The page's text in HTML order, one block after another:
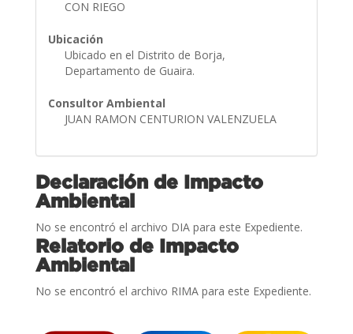
CON RIEGO
Ubicación
Ubicado en el Distrito de Borja,
Departamento de Guaira.
Consultor Ambiental
JUAN RAMON CENTURION VALENZUELA
Declaración de Impacto
Ambiental
No se encontró el archivo DIA para este Expediente.
Relatorio de Impacto
Ambiental
No se encontró el archivo RIMA para este Expediente.